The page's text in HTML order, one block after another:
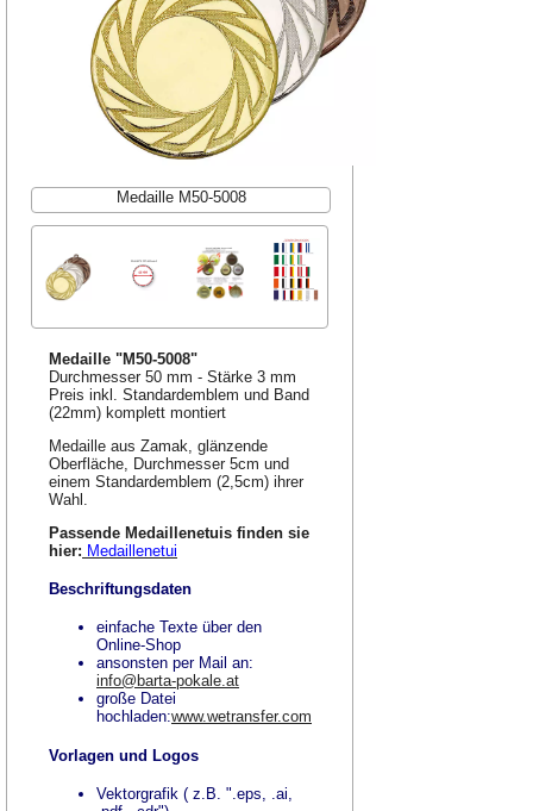
Medaille M50-5008
Medaille "M50-5008"
Durchmesser 50 mm - Stärke 3 mm
Preis inkl. Standardemblem und Band
(22mm) komplett montiert
Medaille aus Zamak, glänzende
Oberfläche, Durchmesser 5cm und
einem Standardemblem (2,5cm) ihrer
Wahl.
Passende Medaillenetuis finden sie
hier: Medaillenetui
Beschriftungsdaten
einfache Texte über den
Online-Shop
ansonsten per Mail an:
info@barta-pokale.at
große Datei
hochladen:www.wetransfer.com
Vorlagen und Logos
Vektorgrafik ( z.B. ".eps, .ai,